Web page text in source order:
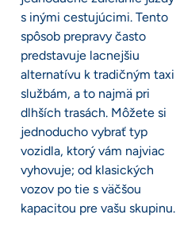
s inými cestujúcimi. Tento
spôsob prepravy často
predstavuje lacnejšiu
alternatívu k tradičným taxi
službám, a to najmä pri
dlhších trasách. Môžete si
jednoducho vybrať typ
vozidla, ktorý vám najviac
vyhovuje; od klasických
vozov po tie s väčšou
kapacitou pre vašu skupinu.